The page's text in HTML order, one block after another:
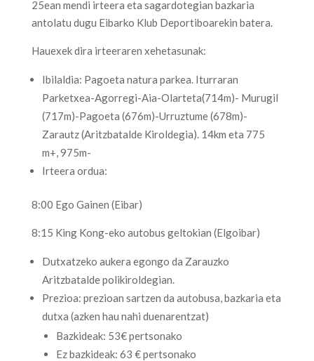
25ean mendi irteera eta sagardotegian bazkaria
antolatu dugu Eibarko Klub Deportiboarekin batera.
Hauexek dira irteeraren xehetasunak:
Ibilaldia: Pagoeta natura parkea. Iturraran
Parketxea-Agorregi-Aia-Olarteta(714m)- Murugil
(717m)-Pagoeta (676m)-Urruztume (678m)-
Zarautz (Aritzbatalde Kiroldegia). 14km eta 775
m+, 975m-
Irteera ordua:
8:00 Ego Gainen (Eibar)
8:15 King Kong-eko autobus geltokian (Elgoibar)
Dutxatzeko aukera egongo da Zarauzko
Aritzbatalde polikiroldegian.
Prezioa: prezioan sartzen da autobusa, bazkaria eta
dutxa (azken hau nahi duenarentzat)
Bazkideak: 53€ pertsonako
Ez bazkideak: 63 € pertsonako